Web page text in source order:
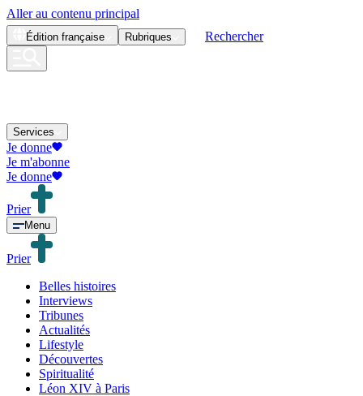
Aller au contenu principal
Édition française Rubriques Rechercher
Services
Je donne
Je m'abonne
Je donne
Prier
Menu
Prier
Belles histoires
Interviews
Tribunes
Actualités
Lifestyle
Découvertes
Spiritualité
Léon XIV à Paris